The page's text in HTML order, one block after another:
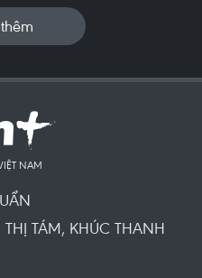
NAM
TÁM, KHÚC THANH